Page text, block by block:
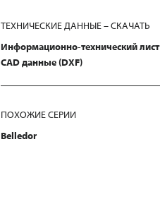
ТЕХНИЧЕСКИЕ ДАННЫЕ – СКАЧАТЬ
Информационно-технический лист
CAD данные (DXF)
ПОХОЖИЕ СЕРИИ
Belledor